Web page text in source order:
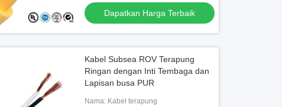
Dapatkan Harga Terbaik
Kabel Subsea ROV Terapung
Ringan dengan Inti Tembaga dan
Lapisan busa PUR
Nama: Kabel terapung